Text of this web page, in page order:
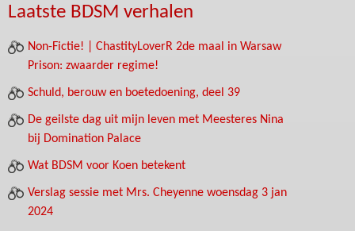
Laatste BDSM verhalen
Non-Fictie! | ChastityLoverR 2de maal in Warsaw
Prison: zwaarder regime!
Schuld, berouw en boetedoening, deel 39
De geilste dag uit mijn leven met Meesteres Nina
bij Domination Palace
Wat BDSM voor Koen betekent
Verslag sessie met Mrs. Cheyenne woensdag 3 jan
2024